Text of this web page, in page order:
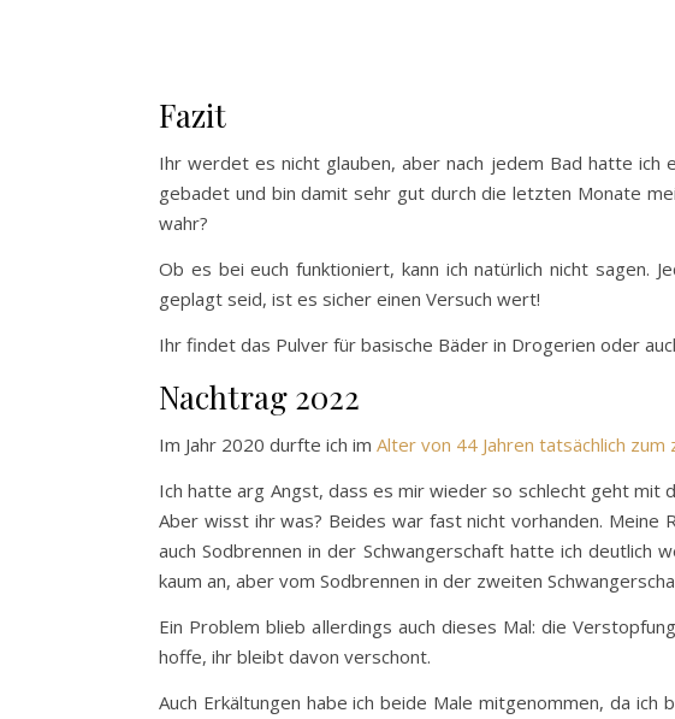
Fazit
Ihr werdet es nicht glauben, aber nach jedem Bad hatte ich
gebadet und bin damit sehr gut durch die letzten Monate
wahr?
Ob es bei euch funktioniert, kann ich natürlich nicht sagen.
geplagt seid, ist es sicher einen Versuch wert!
Ihr findet das Pulver für basische Bäder in Drogerien oder
Nachtrag 2022
Im Jahr 2020 durfte ich im Alter von 44 Jahren tatsächlich
Ich hatte arg Angst, dass es mir wieder so schlecht geht mit
Aber wisst ihr was? Beides war fast nicht vorhanden. Meine
auch Sodbrennen in der Schwangerschaft hatte ich deutlich
kaum an, aber vom Sodbrennen in der zweiten
Ein Problem blieb allerdings auch dieses Mal: die
hoffe, ihr bleibt davon verschont.
Auch Erkältungen habe ich beide Male mitgenommen, da